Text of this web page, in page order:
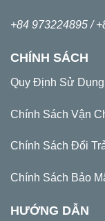
+84 973224895 /
CHÍNH SÁCH
Quy Định Sử Dụng
Chính Sách Vận
Chính Sách Đổi
Chính Sách Bảo
HƯỚNG DẪN